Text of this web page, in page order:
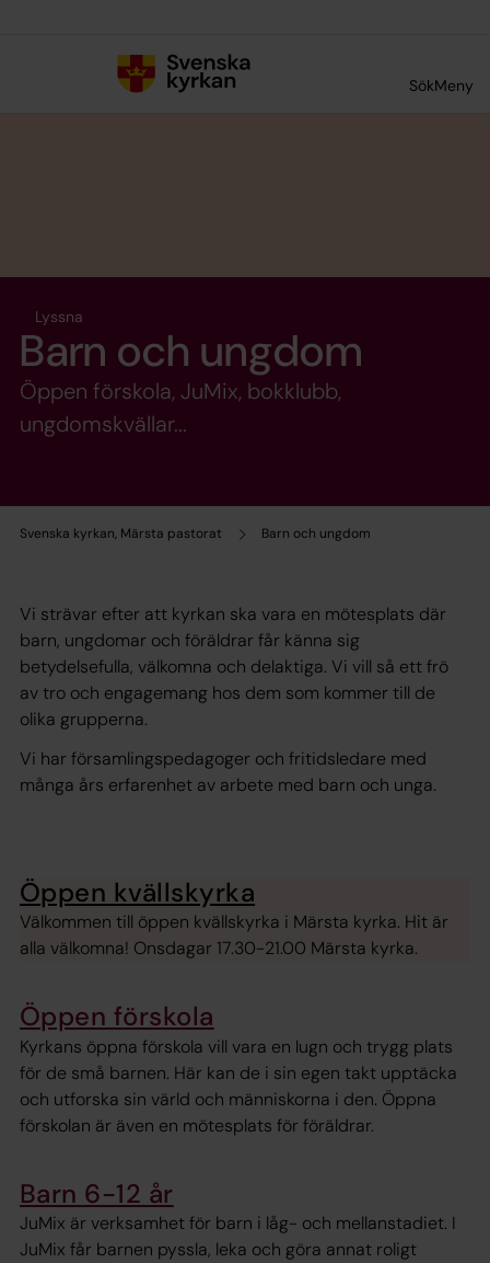
SökMeny
Svenska kyrkan, Märsta pastorat Barn och ungdom
Lyssna
Barn och ungdom
Öppen förskola, JuMix, bokklubb,
ungdomskvällar...
Vi strävar efter att kyrkan ska vara en mötesplats där
barn, ungdomar och föräldrar får känna sig
betydelsefulla, välkomna och delaktiga. Vi vill så ett frö
av tro och engagemang hos dem som kommer till de
olika grupperna.
Vi har församlingspedagoger och fritidsledare med
många års erfarenhet av arbete med barn och unga.
Öppen kvällskyrka
Välkommen till öppen kvällskyrka i Märsta kyrka. Hit är
alla välkomna! Onsdagar 17.30-21.00 Märsta kyrka.
Öppen förskola
Kyrkans öppna förskola vill vara en lugn och trygg plats
för de små barnen. Här kan de i sin egen takt upptäcka
och utforska sin värld och människorna i den. Öppna
förskolan är även en mötesplats för föräldrar.
Barn 6-12 år
JuMix är verksamhet för barn i låg- och mellanstadiet. I
JuMix får barnen pyssla, leka och göra annat roligt